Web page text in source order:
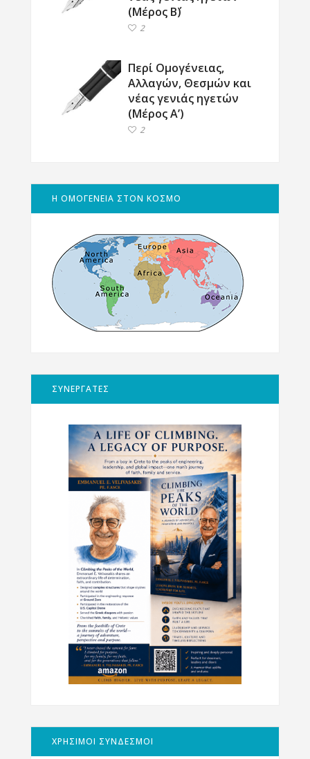
(Μέρος Β΄)
2
Περί Ομογένειας,
Αλλαγών, Θεσμών και
νέας γενιάς ηγετών
(Μέρος Α’)
2
Η ΟΜΟΓΕΝΕΙΑ ΣΤΟΝ ΚΟΣΜΟ
ΣΥΝΕΡΓΑΤΕΣ
ΧΡΗΣΙΜΟΙ ΣΥΝΔΕΣΜΟΙ